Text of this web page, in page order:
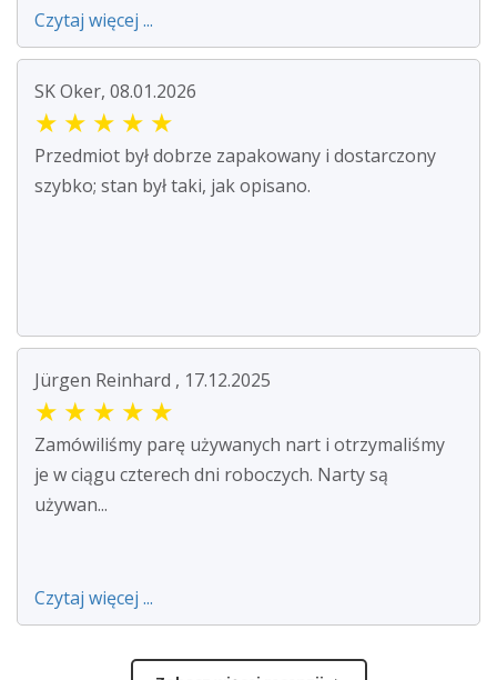
Czytaj więcej ...
SK Oker, 08.01.2026
★ ★ ★ ★ ★
Przedmiot był dobrze zapakowany i dostarczony
szybko; stan był taki, jak opisano.
Jürgen Reinhard , 17.12.2025
★ ★ ★ ★ ★
Zamówiliśmy parę używanych nart i otrzymaliśmy
je w ciągu czterech dni roboczych. Narty są
używan...
Czytaj więcej ...